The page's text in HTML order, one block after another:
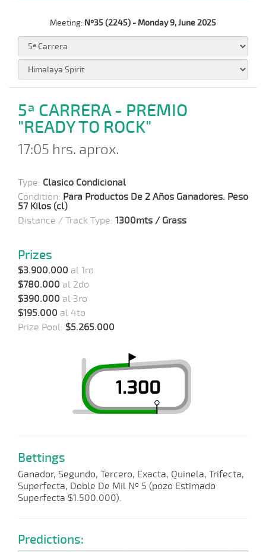
Meeting: Nº35 (2245) - Monday 9, June 2025
5ª CARRERA - PREMIO
"READY TO ROCK"
17:05 hrs. aprox.
Type: Clasico Condicional
Condition: Para Productos De 2 Años Ganadores. Peso
57 Kilos (cl)
Distance / Track Type: 1300mts / Grass
Prizes
$3.900.000 al 1ro
$780.000 al 2do
$390.000 al 3ro
$195.000 al 4to
Prize Pool: $5.265.000
Bettings
Ganador, Segundo, Tercero, Exacta, Quinela, Trifecta,
Superfecta, Doble De Mil Nº 5 (pozo Estimado
Superfecta $1.500.000).
Predictions: